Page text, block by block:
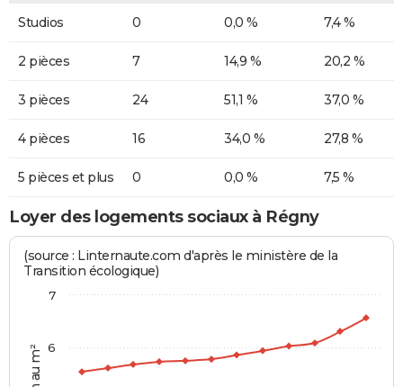
Studios 0 0,0 % 7,4 %
2 pièces 7 14,9 % 20,2 %
3 pièces 24 51,1 % 37,0 %
4 pièces 16 34,0 % 27,8 %
5 pièces et plus 0 0,0 % 7,5 %
Loyer des logements sociaux à Régny
(source : Linternaute.com d'après le ministère de la
Transition écologique)
6
7